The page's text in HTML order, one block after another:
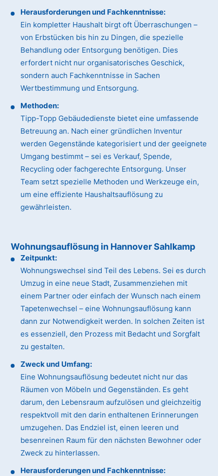
Herausforderungen und Fachkenntnisse:
Ein kompletter Haushalt birgt oft Überraschungen –
von Erbstücken bis hin zu Dingen, die spezielle
Behandlung oder Entsorgung benötigen. Dies
erfordert nicht nur organisatorisches Geschick,
sondern auch Fachkenntnisse in Sachen
Wertbestimmung und Entsorgung.
Methoden:
Tipp-Topp Gebäudedienste bietet eine umfassende
Betreuung an. Nach einer gründlichen Inventur
werden Gegenstände kategorisiert und der geeignete
Umgang bestimmt – sei es Verkauf, Spende,
Recycling oder fachgerechte Entsorgung. Unser
Team setzt spezielle Methoden und Werkzeuge ein,
um eine effiziente Haushaltsauflösung zu
gewährleisten.
Wohnungsauflösung in Hannover Sahlkamp
Zeitpunkt:
Wohnungswechsel sind Teil des Lebens. Sei es durch
Umzug in eine neue Stadt, Zusammenziehen mit
einem Partner oder einfach der Wunsch nach einem
Tapetenwechsel – eine Wohnungsauflösung kann
dann zur Notwendigkeit werden. In solchen Zeiten ist
es essenziell, den Prozess mit Bedacht und Sorgfalt
zu gestalten.
Zweck und Umfang:
Eine Wohnungsauflösung bedeutet nicht nur das
Räumen von Möbeln und Gegenständen. Es geht
darum, den Lebensraum aufzulösen und gleichzeitig
respektvoll mit den darin enthaltenen Erinnerungen
umzugehen. Das Endziel ist, einen leeren und
besenreinen Raum für den nächsten Bewohner oder
Zweck zu hinterlassen.
Herausforderungen und Fachkenntnisse: